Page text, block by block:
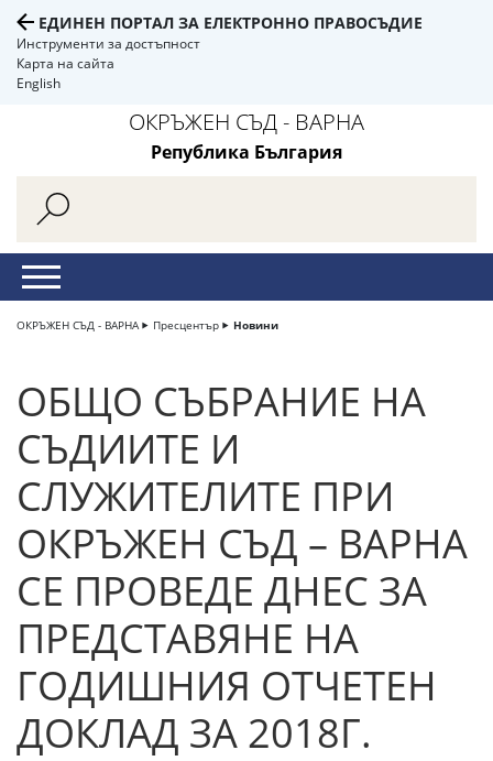
ЕДИНЕН ПОРТАЛ ЗА ЕЛЕКТРОННО ПРАВОСЪДИЕ
Инструменти за достъпност
Карта на сайта
English
ОКРЪЖЕН СЪД - ВАРНА
Република България
ОКРЪЖЕН СЪД - ВАРНА Пресцентър Новини
ОБЩО СЪБРАНИЕ НА
СЪДИИТЕ И
СЛУЖИТЕЛИТЕ ПРИ
ОКРЪЖЕН СЪД – ВАРНА
СЕ ПРОВЕДЕ ДНЕС ЗА
ПРЕДСТАВЯНЕ НА
ГОДИШНИЯ ОТЧЕТЕН
ДОКЛАД ЗА 2018Г.